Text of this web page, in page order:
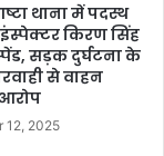
थाना में पदस्थ
किरण सिंह
सड़क दुर्घटना के
से वाहन
12, 2025